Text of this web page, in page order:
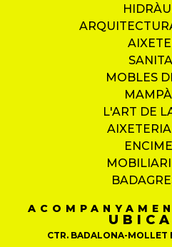
MOBLES
L'ART DE
CTR. BADALONA-MOLLET